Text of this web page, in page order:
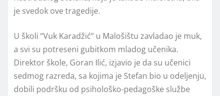
je svedok ove tragedije.
U školi “Vuk Karadžić” u Malošištu zavladao je muk,
a svi su potreseni gubitkom mladog učenika.
Direktor škole, Goran Ilić, izjavio je da su učenici
sedmog razreda, sa kojima je Stefan bio u odeljenju,
dobili podršku od psihološko-pedagoške službe